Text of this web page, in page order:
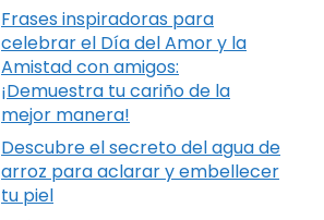
Frases inspiradoras para
celebrar el Día del Amor y la
Amistad con amigos:
¡Demuestra tu cariño de la
mejor manera!
Descubre el secreto del agua de
arroz para aclarar y embellecer
tu piel